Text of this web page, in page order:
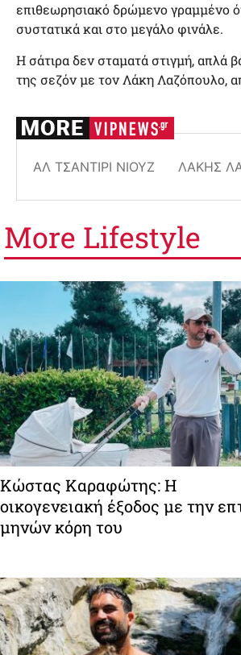
επιθεωρησιακό δρώμενο γραμμένο
συστατικά και στο μεγάλο φινάλε.
Η σάτιρα δεν σταματά στιγμή, απλά
της σεζόν με τον Λάκη Λαζόπουλο,
ΑΛ ΤΣΑΝΤΊΡΙ ΝΙΟΥΖ ΛΆΚΗΣ
More Lifestyle
Κώστας Καραφώτης: Η
οικογενειακή έξοδος με την
μηνών κόρη του